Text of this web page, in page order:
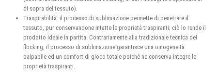
di sopra del tessuto).
Traspirabilità: il processo di sublimazione permette di penetrare il
tessuto, pur conservandone intatte le proprietà traspiranti; ciò lo rende il
prodotto ideale in partita. Contrariamente alla tradizionale tecnica del
flocking, il processo di sublimazione garantisce una omogeneità
palpabile ed un comfort di gioco totale poiché ne conserva integre le
proprietà traspiranti.